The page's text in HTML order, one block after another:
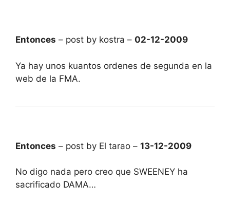
Entonces – post by kostra – 02-12-2009
Ya hay unos kuantos ordenes de segunda en la
web de la FMA.
Entonces – post by El tarao – 13-12-2009
No digo nada pero creo que SWEENEY ha
sacrificado DAMA…